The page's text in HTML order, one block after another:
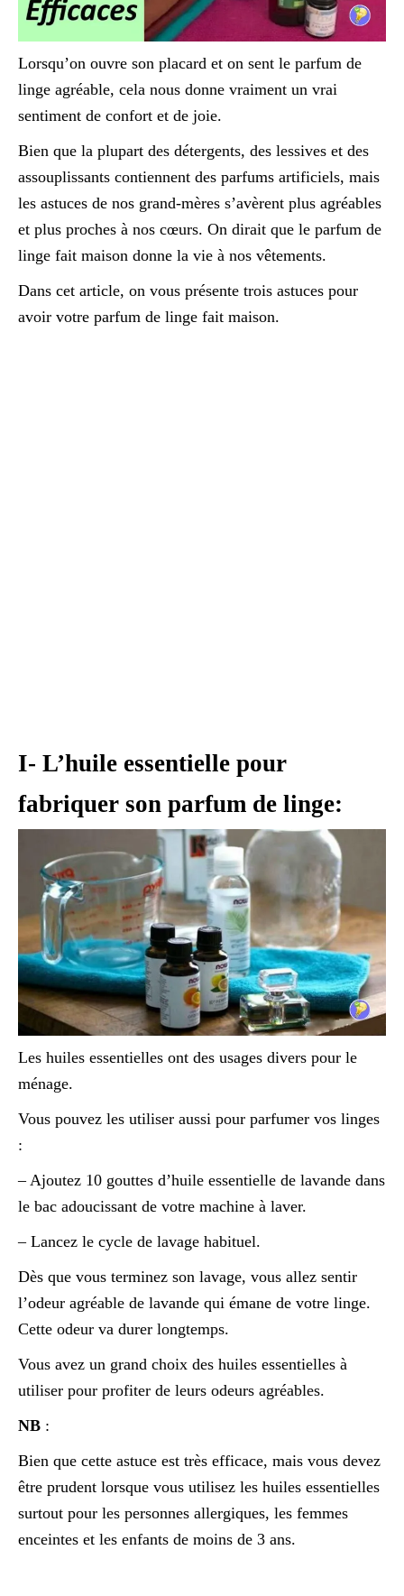
Lorsqu’on ouvre son placard et on sent le parfum de
linge agréable, cela nous donne vraiment un vrai
sentiment de confort et de joie.
Bien que la plupart des détergents, des lessives et des
assouplissants contiennent des parfums artificiels, mais
les astuces de nos grand-mères s’avèrent plus agréables
et plus proches à nos cœurs. On dirait que le parfum de
linge fait maison donne la vie à nos vêtements.
Dans cet article, on vous présente trois astuces pour
avoir votre parfum de linge fait maison.
I- L’huile essentielle pour
fabriquer son parfum de linge:
Les huiles essentielles ont des usages divers pour le
ménage.
Vous pouvez les utiliser aussi pour parfumer vos linges
:
– Ajoutez 10 gouttes d’huile essentielle de lavande dans
le bac adoucissant de votre machine à laver.
– Lancez le cycle de lavage habituel.
Dès que vous terminez son lavage, vous allez sentir
l’odeur agréable de lavande qui émane de votre linge.
Cette odeur va durer longtemps.
Vous avez un grand choix des huiles essentielles à
utiliser pour profiter de leurs odeurs agréables.
NB :
Bien que cette astuce est très efficace, mais vous devez
être prudent lorsque vous utilisez les huiles essentielles
surtout pour les personnes allergiques, les femmes
enceintes et les enfants de moins de 3 ans.